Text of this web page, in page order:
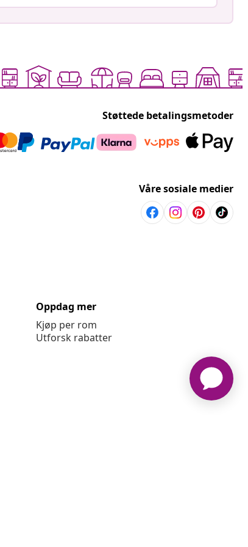
Støttede betalingsmetoder
Våre sosiale medier
Oppdag mer
Kjøp per rom
Utforsk rabatter